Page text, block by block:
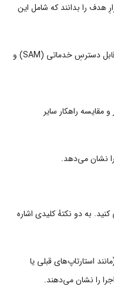
هدف را بدانند که شامل این
بازار قابل دسترسِ کل (TAM)، بازار قابل دسترسِ خدماتی (SAM) و
مقایسه راهکار سایر
نشان می‌دهد.
به دو نکتهٔ کلیدی اشاره
استارتاپ‌های قبلی یا
را نشان می‌دهند.